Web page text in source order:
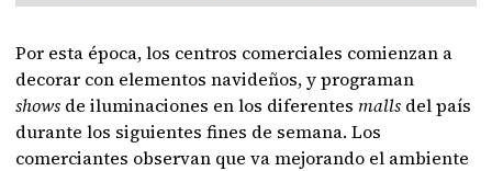
Por esta época, los centros comerciales comienzan a
decorar con elementos navideños, y programan
shows de iluminaciones en los diferentes malls del país
durante los siguientes fines de semana. Los
comerciantes observan que va mejorando el ambiente